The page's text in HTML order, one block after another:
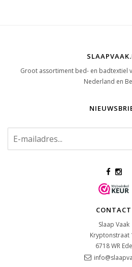
Groot assortiment bed- en badtextiel
Nederland en
CONTACT
Slaap Vaak
Kryptonstraat
6718 WR Ede